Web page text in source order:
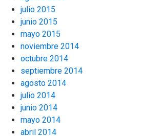
julio 2015
junio 2015
mayo 2015
noviembre 2014
octubre 2014
septiembre 2014
agosto 2014
julio 2014
junio 2014
mayo 2014
abril 2014